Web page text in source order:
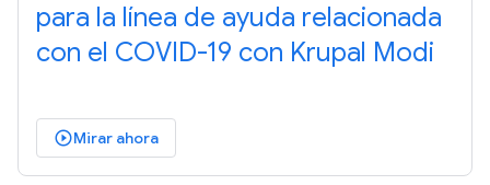
para la línea de ayuda relacionada
con el COVID-19 con Krupal Modi
play_circle_outlinedMirar ahora